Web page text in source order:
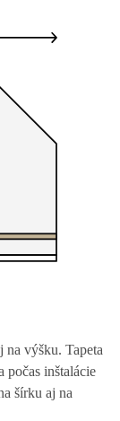
na výšku. Tapeta
počas inštalácie
šírku aj na